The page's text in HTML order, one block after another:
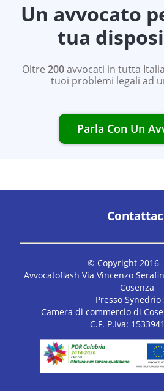
Un avvocato
tua
Oltre 200avvocati in tutta
tuoi problemi legali ad
Parla Con Un
© Copyright 2016 -
Avvocatoflash Via Vincenzo
Cosenza
Presso Synedrio
Camera di commercio di
C.F. P.Iva: